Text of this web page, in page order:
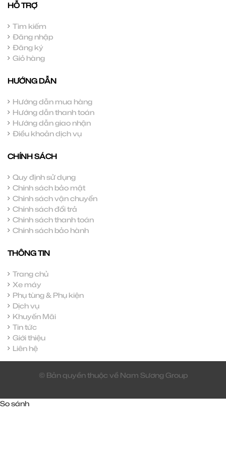
HỖ TRỢ
Tìm kiếm
Đăng nhập
Đăng ký
Giỏ hàng
HƯỚNG DẪN
Hướng dẫn mua hàng
Hướng dẫn thanh toán
Hướng dẫn giao nhận
Điều khoản dịch vụ
CHÍNH SÁCH
Quy định sử dụng
Chính sách bảo mật
Chính sách vận chuyển
Chính sách đổi trả
Chính sách thanh toán
Chính sách bảo hành
THÔNG TIN
Trang chủ
Xe máy
Phụ tùng & Phụ kiện
Dịch vụ
Khuyến Mãi
Tin tức
Giới thiệu
Liên hệ
© Bản quyền thuộc về Nam Sương Group
So sánh